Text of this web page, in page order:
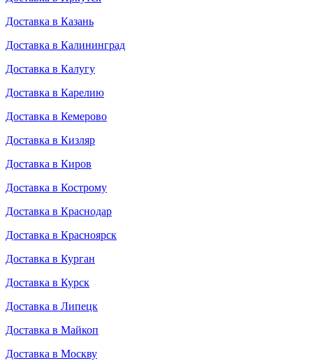
Доставка в Казань
Доставка в Калининград
Доставка в Калугу
Доставка в Карелию
Доставка в Кемерово
Доставка в Кизляр
Доставка в Киров
Доставка в Кострому
Доставка в Краснодар
Доставка в Красноярск
Доставка в Курган
Доставка в Курск
Доставка в Липецк
Доставка в Майкоп
Доставка в Москву